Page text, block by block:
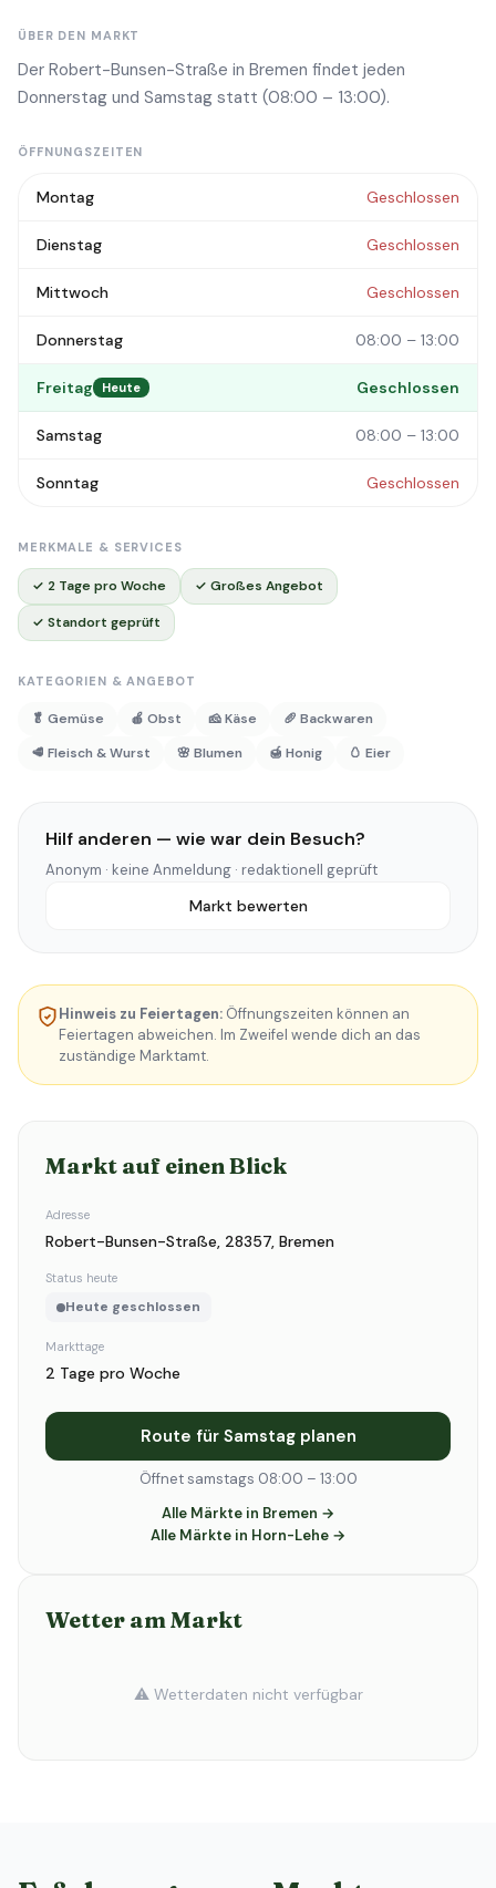
ÜBER DEN MARKT
Der Robert-Bunsen-Straße in Bremen findet jeden
Donnerstag und Samstag statt (08:00 – 13:00).
ÖFFNUNGSZEITEN
Montag Geschlossen
Dienstag Geschlossen
Mittwoch Geschlossen
Donnerstag 08:00 – 13:00
Freitag Heute Geschlossen
Samstag 08:00 – 13:00
Sonntag Geschlossen
MERKMALE & SERVICES
✓ 2 Tage pro Woche ✓ Großes Angebot
✓ Standort geprüft
KATEGORIEN & ANGEBOT
🥬 Gemüse 🍎 Obst 🧀 Käse
🥖 Backwaren
🥩 Fleisch & Wurst
🌸 Blumen 🍯 Honig 🥚 Eier
Hilf anderen — wie war dein Besuch?
Anonym · keine Anmeldung · redaktionell geprüft
Markt bewerten
Hinweis zu Feiertagen: Öffnungszeiten können an
Feiertagen abweichen. Im Zweifel wende dich an das
zuständige Marktamt.
Markt auf einen Blick
Adresse
Robert-Bunsen-Straße, 28357, Bremen
Status heute
Heute geschlossen
Markttage
2 Tage pro Woche
Route für Samstag planen
Öffnet samstags 08:00 – 13:00
Alle Märkte in Bremen →
Alle Märkte in Horn-Lehe →
Wetter am Markt
⚠️ Wetterdaten nicht verfügbar